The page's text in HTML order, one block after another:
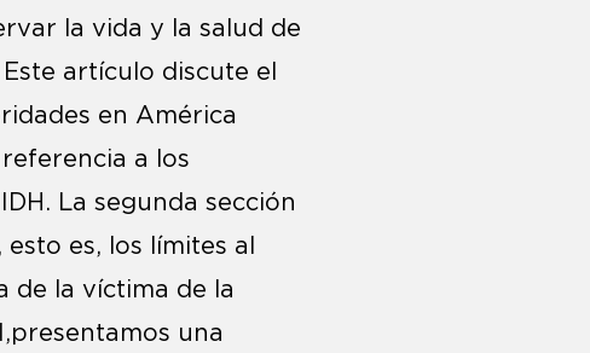
la vida y la salud de
artículo discute el
en América
a los
La segunda sección
es, los límites al
de la víctima de la
una